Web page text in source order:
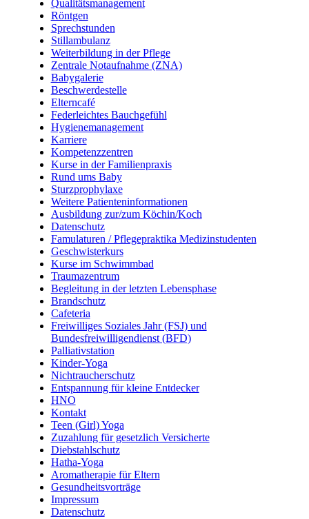
Qualitätsmanagement
Röntgen
Sprechstunden
Stillambulanz
Weiterbildung in der Pflege
Zentrale Notaufnahme (ZNA)
Babygalerie
Beschwerdestelle
Elterncafé
Federleichtes Bauchgefühl
Hygienemanagement
Karriere
Kompetenzzentren
Kurse in der Familienpraxis
Rund ums Baby
Sturzprophylaxe
Weitere Patienteninformationen
Ausbildung zur/zum Köchin/Koch
Datenschutz
Famulaturen / Pflegepraktika Medizinstudenten
Geschwisterkurs
Kurse im Schwimmbad
Traumazentrum
Begleitung in der letzten Lebensphase
Brandschutz
Cafeteria
Freiwilliges Soziales Jahr (FSJ) und
Bundesfreiwilligendienst (BFD)
Palliativstation
Kinder-Yoga
Nichtraucherschutz
Entspannung für kleine Entdecker
HNO
Kontakt
Teen (Girl) Yoga
Zuzahlung für gesetzlich Versicherte
Diebstahlschutz
Hatha-Yoga
Aromatherapie für Eltern
Gesundheitsvorträge
Impressum
Datenschutz